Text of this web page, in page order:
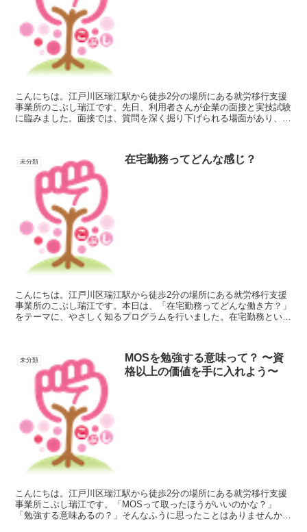
こんにちは。江戸川区瑞江駅から徒歩2分の場所にある就労移行支援
事業所のこぶし瑞江です。先日、利用者さんが企業の面接と実技試験
に臨みました。面接では、質問を深く掘り下げられる場面があり、ご
未分類 在宅勤務ってどんな感じ？
こんにちは。江戸川区瑞江駅から徒歩2分の場所にある就労移行支援
事業所のこぶし瑞江です。本日は、「在宅勤務ってどんな働き方？」
をテーマに、やさしく知るプログラムを行いました。在宅勤務という
未分類
MOSを勉強する意味って？ 〜資
格以上の価値を手に入れよう〜
こんにちは。江戸川区瑞江駅から徒歩2分の場所にある就労移行支援
事業所こぶし瑞江です。「MOSって取ったほうがいいのかな？」
「勉強する意味あるの？」そんなふうに思ったことはありませんか？